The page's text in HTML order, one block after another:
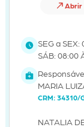
Abrir
SEG a SEX:
SÁB: 08:00
MARIA
CRM: 34310/
NATALIA